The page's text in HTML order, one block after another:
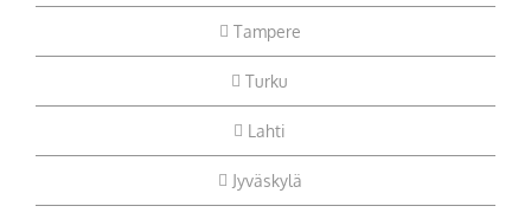
Tampere
Turku
Lahti
Jyväskylä